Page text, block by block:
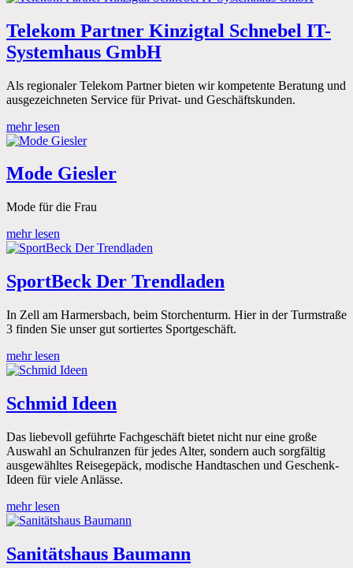
Telekom Partner Kinzigtal Schnebel IT-
Systemhaus GmbH
Als regionaler Telekom Partner bieten wir kompetente Beratung und
ausgezeichneten Service für Privat- und Geschäftskunden.
mehr lesen
Mode Giesler
Mode für die Frau
mehr lesen
SportBeck Der Trendladen
In Zell am Harmersbach, beim Storchenturm. Hier in der Turmstraße
3 finden Sie unser gut sortiertes Sportgeschäft.
mehr lesen
Schmid Ideen
Das liebevoll geführte Fachgeschäft bietet nicht nur eine große
Auswahl an Schulranzen für jedes Alter, sondern auch sorgfältig
ausgewähltes Reisegepäck, modische Handtaschen und Geschenk-
Ideen für viele Anlässe.
mehr lesen
Sanitätshaus Baumann